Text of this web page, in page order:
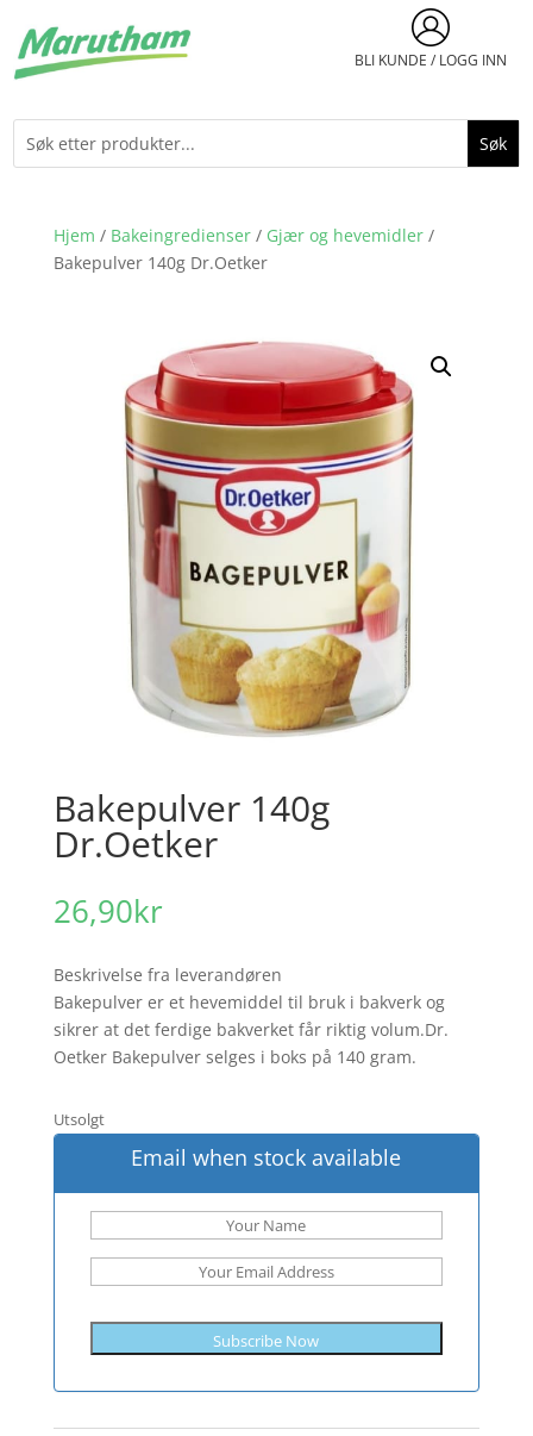
BLI KUNDE / LOGG INN
Hjem / Bakeingredienser/ Gjær og hevemidler/
Bakepulver 140g Dr.Oetker
Bakepulver 140g
Dr.Oetker
26,90kr
Beskrivelse fra leverandøren
Bakepulver er et hevemiddel til bruk i bakverk og
sikrer at det ferdige bakverket får riktig volum.Dr.
Oetker Bakepulver selges i boks på 140 gram.
Utsolgt
Email when stock available
Subscribe Now